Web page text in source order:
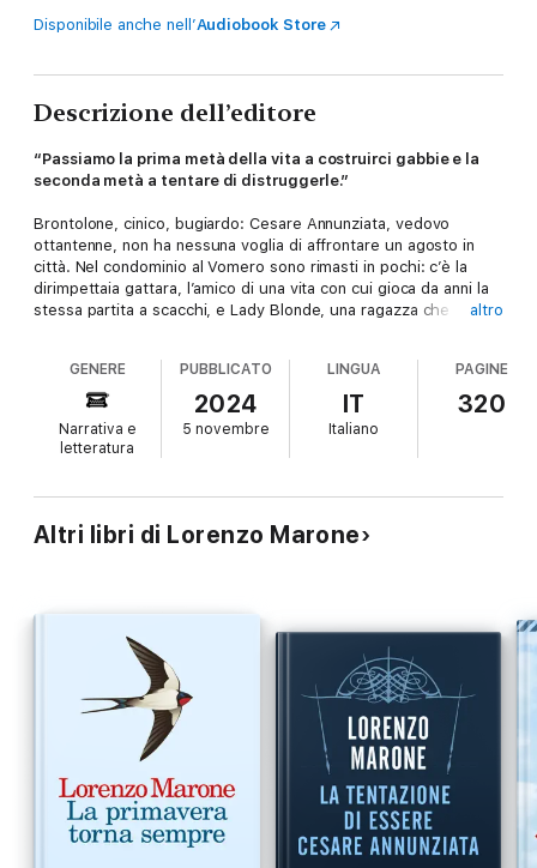
Disponibile anche nell’Audiobook Store
Descrizione dell’editore
“Passiamo la prima metà della vita a costruirci gabbie e la
seconda metà a tentare di distruggerle.”
Brontolone, cinico, bugiardo: Cesare Annunziata, vedovo
ottantenne, non ha nessuna voglia di affrontare un agosto in
città. Nel condominio al Vomero sono rimasti in pochi: c’è la
dirimpettaia gattara, l’amico di una vita con cui gioca da anni la
stessa partita a scacchi, e Lady Blonde, una ragazza che non
dubbi che Cesare vorrebbe tanto togliersi di dosso. Forse nella
vita avrebbe dovuto essere più accogliente? Avrebbe dovuto
trovare il coraggio di lasciare la moglie? Passare più tempo con
i figli? Insomma: se avesse sbagliato tutto? Finché un giorno,
nel parco dove porta il cane, il vecchio nota una ragazza dai
inaspettato conforto. D’un tratto, ci sono persone di cui deve, e
vuole, occuparsi. D’un tratto, non c’è più da pensare, ma da
altro
GENERE
Narrativa e
letteratura
PUBBLICATO
2024
5 novembre
LINGUA
IT
Italiano
PAGINE
320
Altri libri di Lorenzo Marone